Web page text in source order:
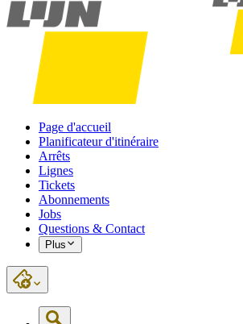
Page d'accueil
Planificateur d'itinéraire
Arrêts
Lignes
Tickets
Abonnements
Jobs
Questions & Contact
Plus